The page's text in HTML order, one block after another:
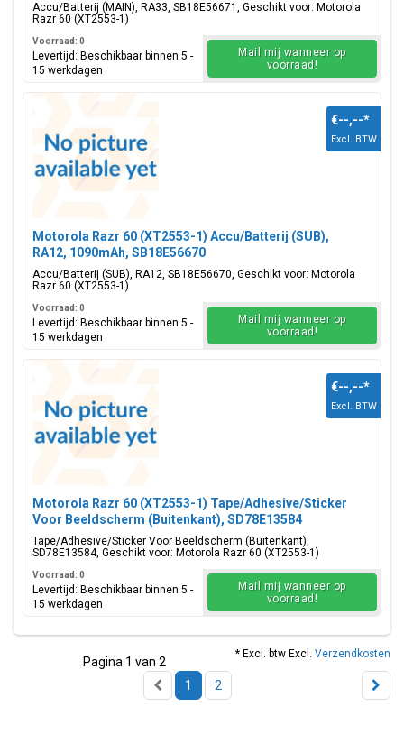
Accu/Batterij (MAIN), RA33, SB18E56671, Geschikt voor: Motorola
Razr 60 (XT2553-1)
Voorraad: 0
Levertijd: Beschikbaar binnen 5 -
15 werkdagen
Mail mij wanneer op
voorraad!
Motorola Razr 60 (XT2553-1) Accu/Batterij (SUB),
RA12, 1090mAh, SB18E56670
Accu/Batterij (SUB), RA12, SB18E56670, Geschikt voor: Motorola
Razr 60 (XT2553-1)
€--,--*
Excl. BTW
Voorraad: 0
Levertijd: Beschikbaar binnen 5 -
15 werkdagen
Mail mij wanneer op
voorraad!
Motorola Razr 60 (XT2553-1) Tape/Adhesive/Sticker
Voor Beeldscherm (Buitenkant), SD78E13584
Tape/Adhesive/Sticker Voor Beeldscherm (Buitenkant),
SD78E13584, Geschikt voor: Motorola Razr 60 (XT2553-1)
€--,--*
Excl. BTW
Voorraad: 0
Levertijd: Beschikbaar binnen 5 -
15 werkdagen
Mail mij wanneer op
voorraad!
* Excl. btw Excl. Verzendkosten
Pagina 1 van 2
1
2